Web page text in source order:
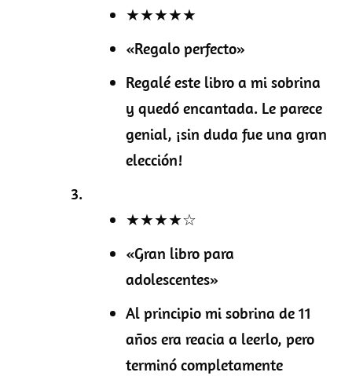
★★★★★
«Regalo perfecto»
Regalé este libro a mi sobrina
y quedó encantada. Le parece
genial, ¡sin duda fue una gran
elección!
★★★★☆
«Gran libro para
adolescentes»
Al principio mi sobrina de 11
años era reacia a leerlo, pero
terminó completamente